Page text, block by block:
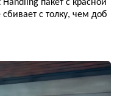
пакет с красной
с толку, чем доб